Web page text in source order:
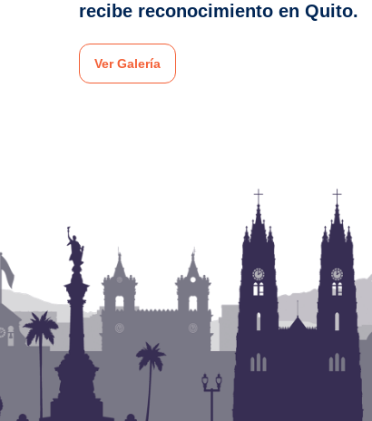
recibe reconocimiento en Quito.
Ver Galería